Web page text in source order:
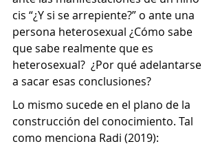
cis “¿Y si se arrepiente?” o ante una
persona heterosexual ¿Cómo sabe
que sabe realmente que es
heterosexual?  ¿Por qué adelantarse
a sacar esas conclusiones?
Lo mismo sucede en el plano de la
construcción del conocimiento. Tal
como menciona Radi (2019):